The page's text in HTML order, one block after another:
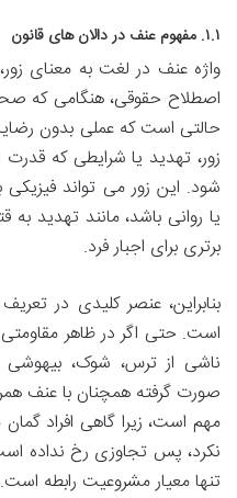
۱.۱. مفهوم عنف در دالان های قانون
واژه عنف در لغت به معنای
اصطلاح حقوقی، هنگامی که
حالتی است که عملی بدون رضایت
زور، تهدید یا شرایطی که
شود. این زور می تواند فیزیکی
یا روانی باشد، مانند تهدید به
برتری برای اجبار فرد.
بنابراین، عنصر کلیدی در
است. حتی اگر در ظاهر
ناشی از ترس، شوک، بیهوشی
صورت گرفته همچنان با عنف
مهم است، زیرا گاهی افراد
نکرد، پس تجاوزی رخ نداده
تنها معیار مشروعیت رابطه است.